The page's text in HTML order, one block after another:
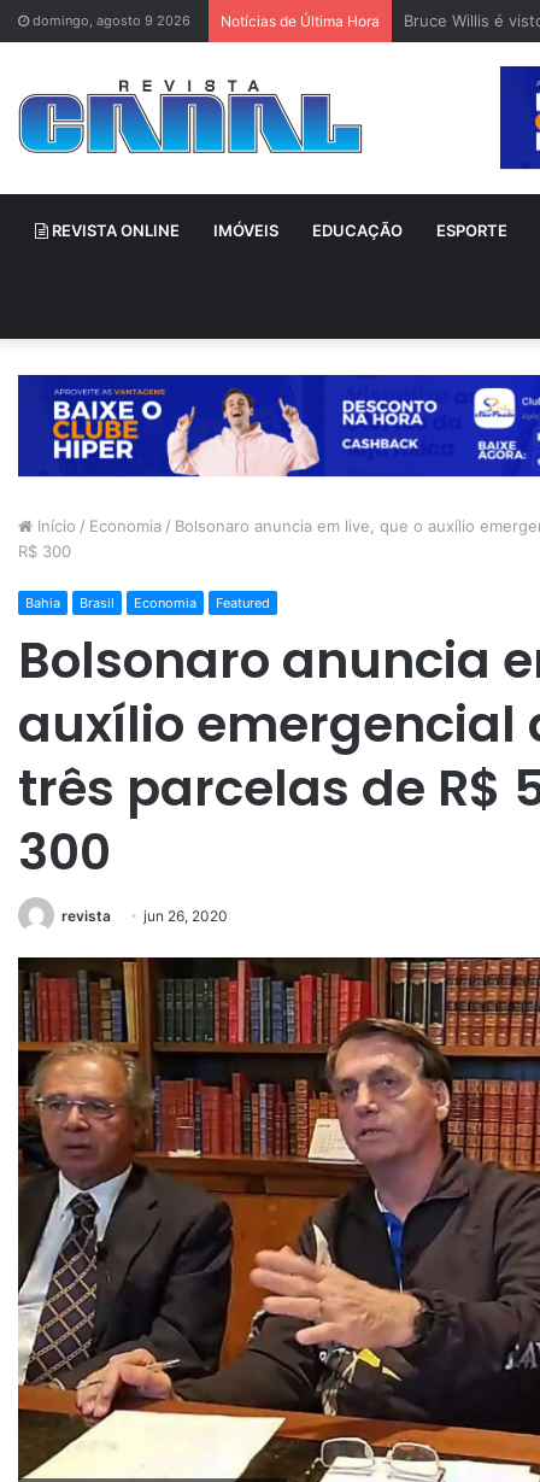
domingo, agosto 9 2026 Notícias de Última Hora Bruce Willis é
REVISTA ONLINE IMÓVEIS EDUCAÇÃO ESPORTE
Início / Economia / Bolsonaro anuncia em live, que o auxílio
R$ 300
Bahia Brasil Economia Featured
Bolsonaro anuncia
auxílio emergencial
três parcelas de R$
300
revista jun 26, 2020